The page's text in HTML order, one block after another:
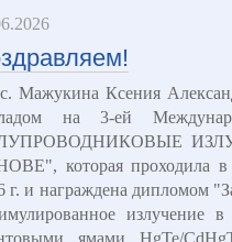
Мажукина Ксения
на 3-ей
которая проходила
г. и награждена дипломом
излучение в
ямами HgTe/